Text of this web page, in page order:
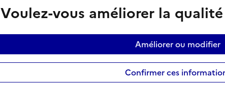
Voulez-vous améliorer la
Améliorer ou modifier
Confirmer ces